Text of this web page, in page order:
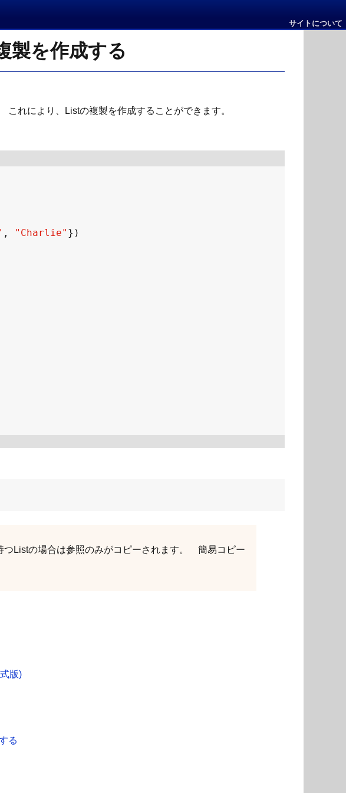
サイトについて
製を作成する
れにより、Listの複製を作成することができます。
, "Charlie"
つListの場合は参照のみがコピーされます。 簡易コピー
版)
る